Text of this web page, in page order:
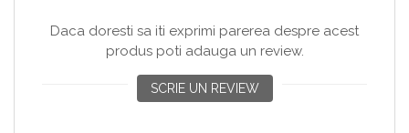
Daca doresti sa iti exprimi parerea despre acest
produs poti adauga un review.
SCRIE UN REVIEW